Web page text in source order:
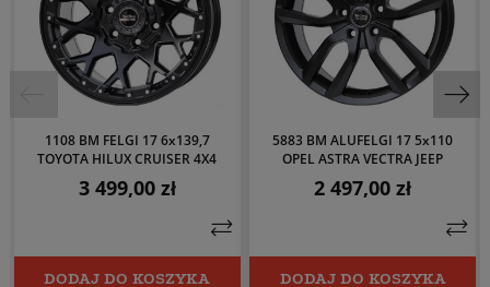
1108 BM FELGI 17 6x139,7
TOYOTA HILUX CRUISER 4X4
Cena
3 499,00 zł
DODAJ DO KOSZYKA
5883 BM ALUFELGI 17 5x110
OPEL ASTRA VECTRA JEEP
Cena
2 497,00 zł
DODAJ DO KOSZYKA